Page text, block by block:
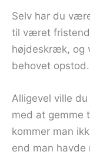
Selv har du
til været
højdeskræk, og
behovet opstod.
Alligevel ville
med at gemme
kommer man
end man havde